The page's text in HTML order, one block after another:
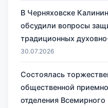
В Черняховске
обсудили вопросы
традиционных
30.07.2026
Состоялась
общественной
отделения Всемирного